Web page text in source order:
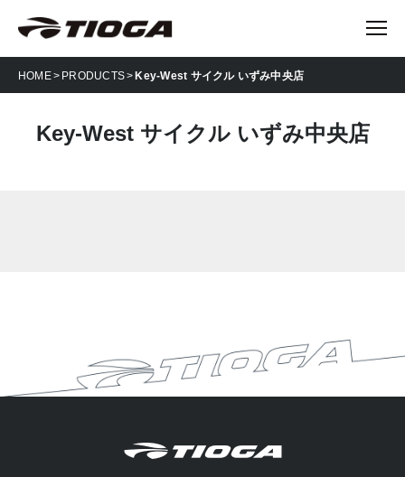
HOME PRODUCTS Key-West サイクル いずみ中央店
Key-West サイクル いずみ中央店